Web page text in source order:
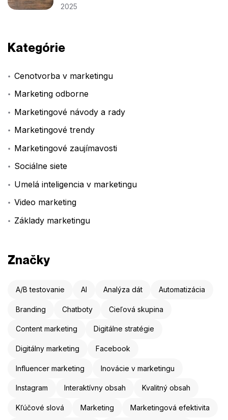
2025
Kategórie
Cenotvorba v marketingu
Marketing odborne
Marketingové návody a rady
Marketingové trendy
Marketingové zaujímavosti
Sociálne siete
Umelá inteligencia v marketingu
Video marketing
Základy marketingu
Značky
A/B testovanie AI Analýza dát Automatizácia
Branding Chatboty Cieľová skupina
Content marketing Digitálne stratégie
Digitálny marketing Facebook
Influencer marketing Inovácie v marketingu
Instagram Interaktívny obsah Kvalitný obsah
Kľúčové slová Marketing Marketingová efektivita